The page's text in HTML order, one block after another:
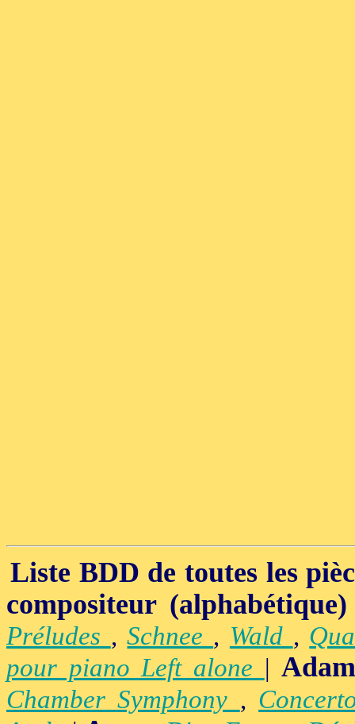
Liste BDD de toutes les
compositeur (alphabétique)
Préludes ,Schnee , Wald ,
pour piano Left alone |
Chamber Symphony ,